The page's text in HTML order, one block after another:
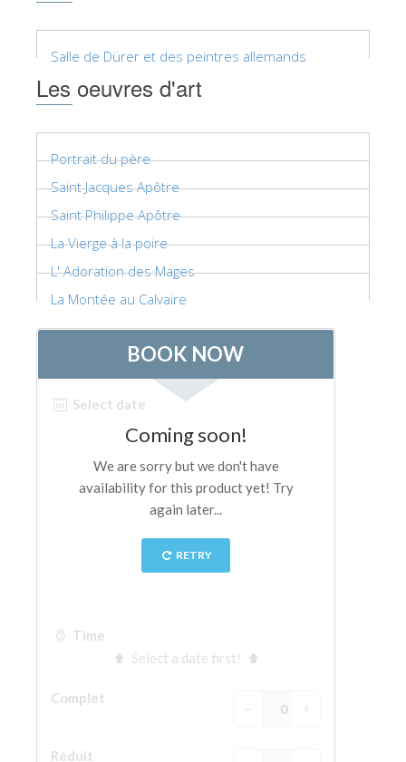
Salle de Dürer et des peintres allemands
Les oeuvres d'art
Portrait du père
Saint Jacques Apôtre
Saint Philippe Apôtre
La Vierge à la poire
L' Adoration des Mages
La Montée au Calvaire